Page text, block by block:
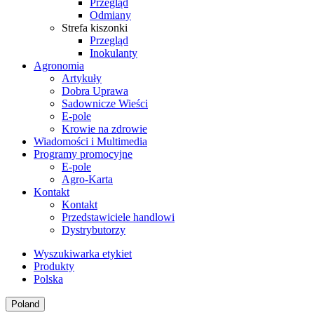
Przegląd
Odmiany
Strefa kiszonki
Przegląd
Inokulanty
Agronomia
Artykuły
Dobra Uprawa
Sadownicze Wieści
E-pole
Krowie na zdrowie
Wiadomości i Multimedia
Programy promocyjne
E-pole
Agro-Karta
Kontakt
Kontakt
Przedstawiciele handlowi
Dystrybutorzy
Wyszukiwarka etykiet
Produkty
Polska
Poland